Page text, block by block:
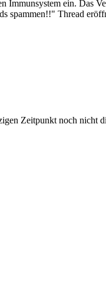
Immunsystem ein. Das
spammen!!" Thread
Zeitpunkt noch nicht